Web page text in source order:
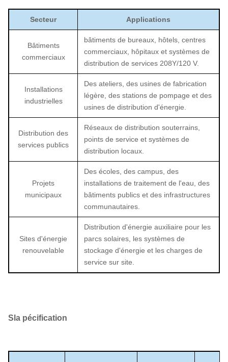
Secteur Applications
Bâtiments
commerciaux
bâtiments de bureaux, hôtels, centres
commerciaux, hôpitaux et systèmes de
distribution de services 208Y/120 V.
Installations
industrielles
Des ateliers, des usines de fabrication
légère, des stations de pompage et des
usines de distribution d'énergie.
Distribution des
services publics
Réseaux de distribution souterrains,
points de service et systèmes de
distribution locaux.
Projets
municipaux
Des écoles, des campus, des
installations de traitement de l'eau, des
bâtiments publics et des infrastructures
communautaires.
Sites d'énergie
renouvelable
Distribution d'énergie auxiliaire pour les
parcs solaires, les systèmes de
stockage d'énergie et les charges de
service sur site.
S la pécification